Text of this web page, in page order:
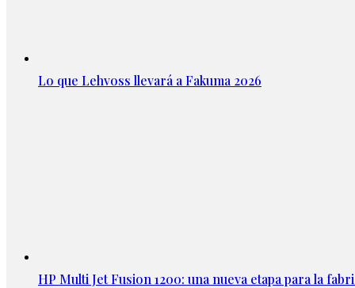
Lo que Lehvoss llevará a Fakuma 2026
HP Multi Jet Fusion 1200: una nueva etapa para la